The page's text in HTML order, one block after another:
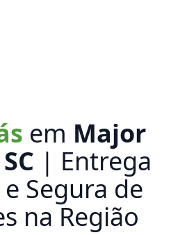
em Major
| Entrega
Segura de
na Região